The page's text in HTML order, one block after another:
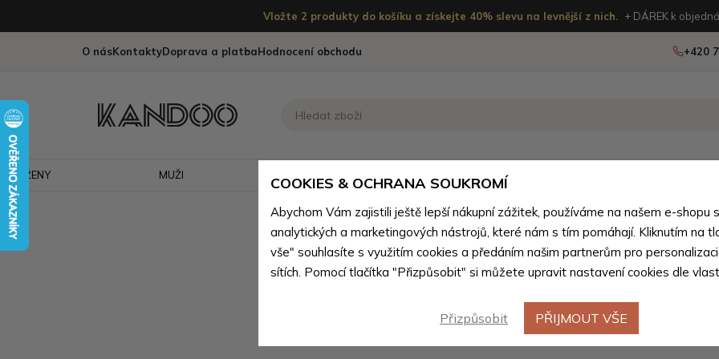
Vložte 2 produkty do košíku a získejte 40% slevu na levnější z nich. + DÁREK k
O násKontaktyDoprava a platbaHodnocení obchodu +420
ŽENY MUŽI
Kandoo.cz Muži > Péče o tělo pro muže > Pánské
Štipky pro muže
COOKIES & OCHRANA SOUKROMÍ
Abychom Vám zajistili ještě lepší nákupní zážitek, používáme na našem e-shopu
analytických a marketingových nástrojů, které nám s tím pomáhají. Kliknutím na
vše" souhlasíte s využitím cookies a předáním našim partnerům pro
sítích. Pomocí tlačítka "Přizpůsobit" si můžete upravit nastavení cookies dle
Přizpůsobit PŘIJMOUT VŠE